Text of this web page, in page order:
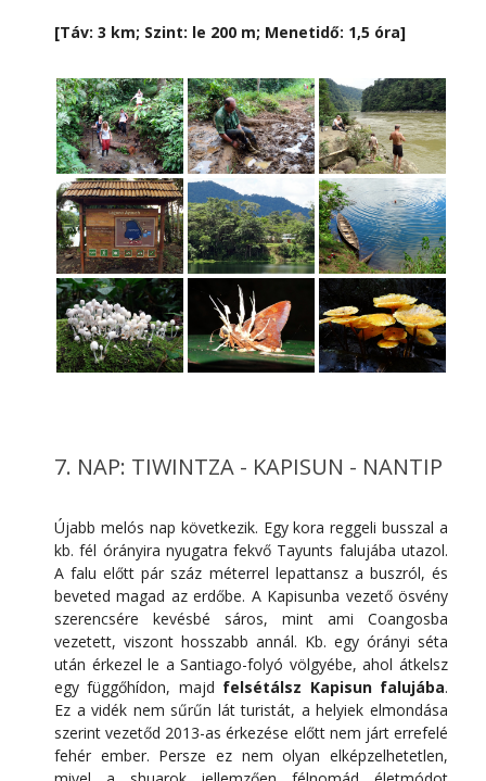
[Táv: 3 km; Szint: le 200 m; Menetidő: 1,5 óra]
7. NAP: TIWINTZA - KAPISUN - NANTIP
Újabb melós nap következik. Egy kora reggeli busszal a
kb. fél órányira nyugatra fekvő Tayunts falujába utazol.
A falu előtt pár száz méterrel lepattansz a buszról, és
beveted magad az erdőbe. A Kapisunba vezető ösvény
szerencsére kevésbé sáros, mint ami Coangosba
vezetett, viszont hosszabb annál. Kb. egy órányi séta
után érkezel le a Santiago-folyó völgyébe, ahol átkelsz
egy függőhídon, majd felsétálsz Kapisun falujába.
Ez a vidék nem sűrűn lát turistát, a helyiek elmondása
szerint vezetőd 2013-as érkezése előtt nem járt errefelé
fehér ember. Persze ez nem olyan elképzelhetetlen,